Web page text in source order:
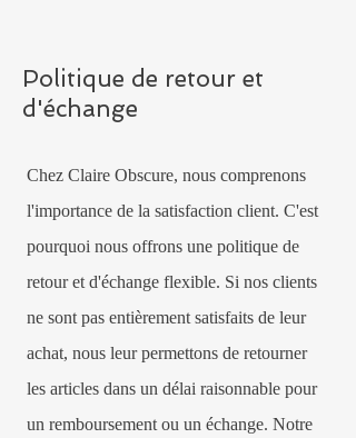
Politique de retour et
d'échange
Chez Claire Obscure, nous comprenons
l'importance de la satisfaction client. C'est
pourquoi nous offrons une politique de
retour et d'échange flexible. Si nos clients
ne sont pas entièrement satisfaits de leur
achat, nous leur permettons de retourner
les articles dans un délai raisonnable pour
un remboursement ou un échange. Notre